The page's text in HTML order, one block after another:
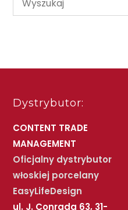
Dystrybutor:
CONTENT TRADE
MANAGEMENT
Oficjalny dystrybutor
włoskiej porcelany
EasyLifeDesign
ul. J. Conrada 63, 31-